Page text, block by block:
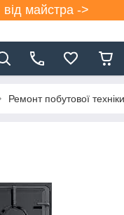
від майстра ->
Ремонт побутової